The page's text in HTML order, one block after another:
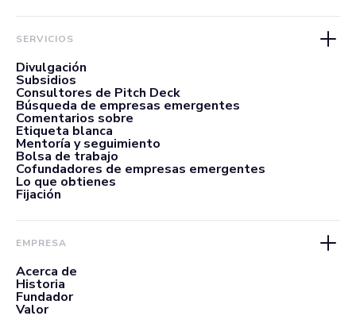
SERVICIOS
Divulgación
Subsidios
Consultores de Pitch Deck
Búsqueda de empresas emergentes
Comentarios sobre
Etiqueta blanca
Mentoría y seguimiento
Bolsa de trabajo
Cofundadores de empresas emergentes
Lo que obtienes
Fijación
EMPRESA
Acerca de
Historia
Fundador
Valor